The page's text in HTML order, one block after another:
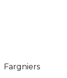
Fargniers